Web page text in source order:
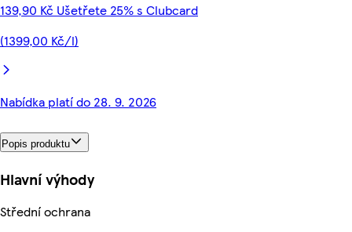
139,90 Kč Ušetřete 25% s Clubcard
(1399,00 Kč/l)
Nabídka platí do 28. 9. 2026
Popis produktu
Hlavní výhody
Střední ochrana